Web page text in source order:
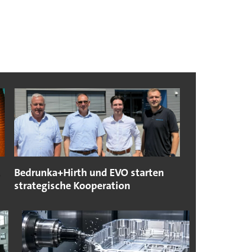
Bedrunka+Hirth und EVO starten
strategische Kooperation